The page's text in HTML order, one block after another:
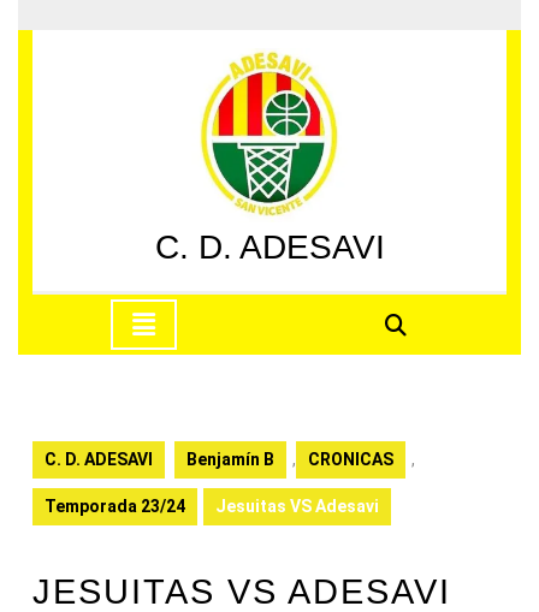
al
C. D. ADESAVI
apertura
C. D. ADESAVI Benjamín B , CRONICAS ,
Temporada 23/24 Jesuitas VS Adesavi
JESUITAS VS ADESAVI